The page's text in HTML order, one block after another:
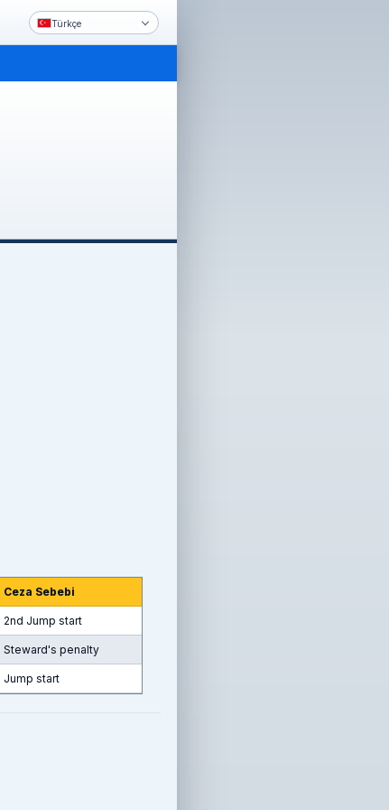
Türkçe
Ceza Sebebi
2nd Jump start
Steward's penalty
Jump start